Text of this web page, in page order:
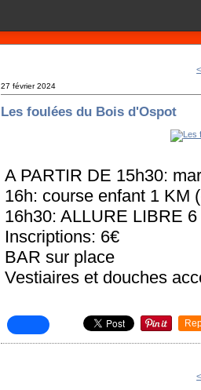
27 février 2024
Les foulées du Bois d'Ospot
A PARTIR DE 15h30:
16h: course enfant 1 KM
16h30: ALLURE LIBRE 6
Inscriptions: 6€
BAR sur place
Vestiaires et douches